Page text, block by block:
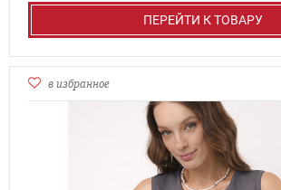
ПЕРЕЙТИ К ТОВАРУ
в избранное